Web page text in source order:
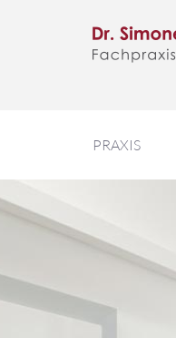
PRAXIS